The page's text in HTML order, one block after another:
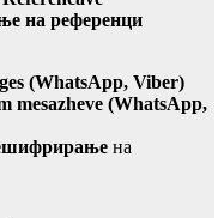
на референци
(WhatsApp, Viber)
mesazheve (WhatsApp,
на